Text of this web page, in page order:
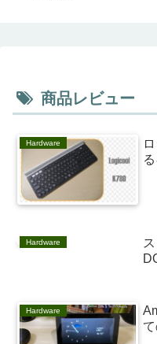
商品レビュー
Hardware
Hardware
Hardware